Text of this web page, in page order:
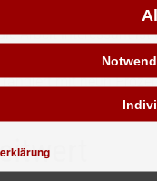
An erster Stelle
Arbeit interessant ist
innovativ ist,
mit neun